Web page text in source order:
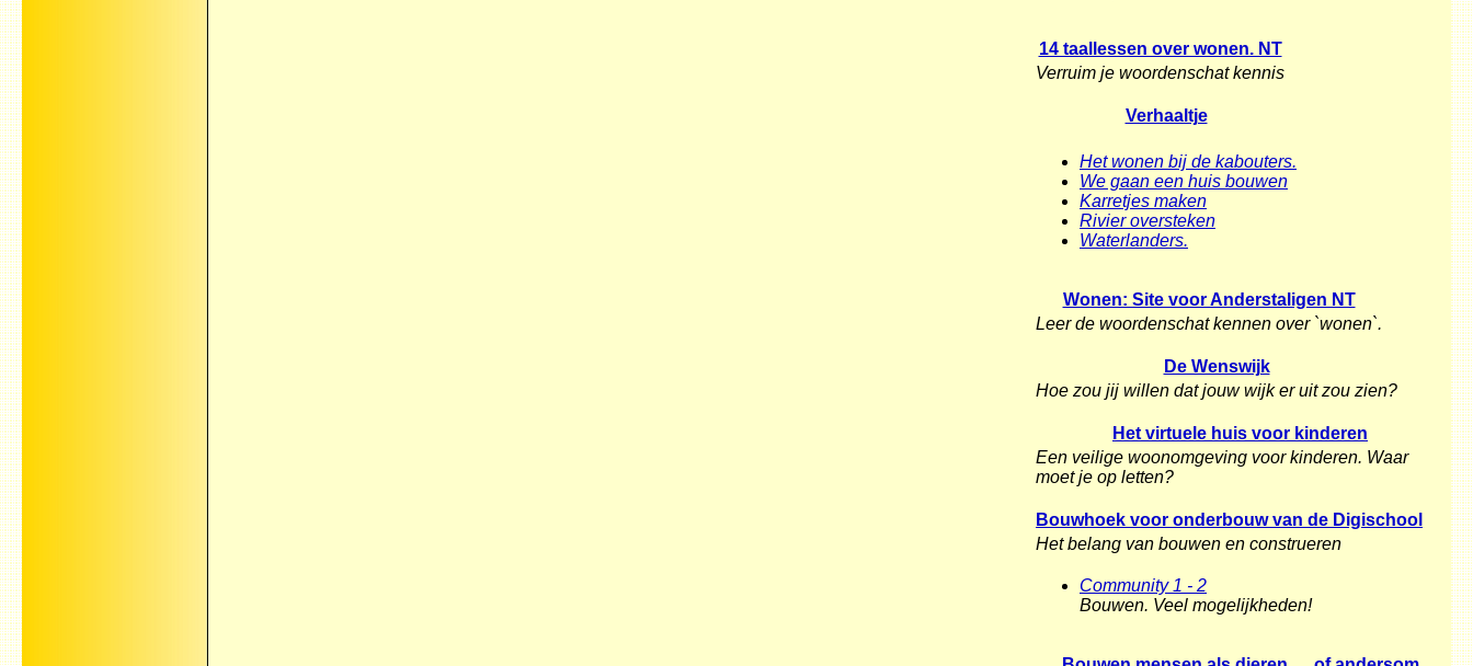
14 taallessen over wonen. NT
Verruim je woordenschat kennis
Verhaaltje
Het wonen bij de kabouters.
We gaan een huis bouwen
Karretjes maken
Rivier oversteken
Waterlanders.
Wonen: Site voor Anderstaligen NT
Leer de woordenschat kennen over `wonen`.
De Wenswijk
Hoe zou jij willen dat jouw wijk er uit zou zien?
Het virtuele huis voor kinderen
Een veilige woonomgeving voor kinderen. Waar
moet je op letten?
Bouwhoek voor onderbouw van de Digischool
Het belang van bouwen en construeren
Community 1 - 2
Bouwen. Veel mogelijkheden!